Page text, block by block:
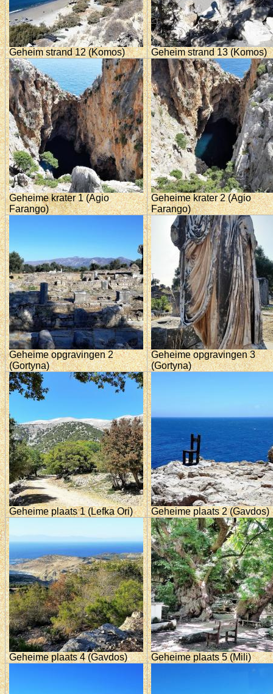
Geheim strand 12 (Komos) Geheim strand 13 (Komos)
Geheime krater 1 (Agio
Farango)
Geheime krater 2 (Agio
Farango)
Geheime opgravingen 2
(Gortyna)
Geheime opgravingen 3
(Gortyna)
Geheime plaats 1 (Lefka Ori) Geheime plaats 2 (Gavdos)
Geheime plaats 4 (Gavdos) Geheime plaats 5 (Mili)